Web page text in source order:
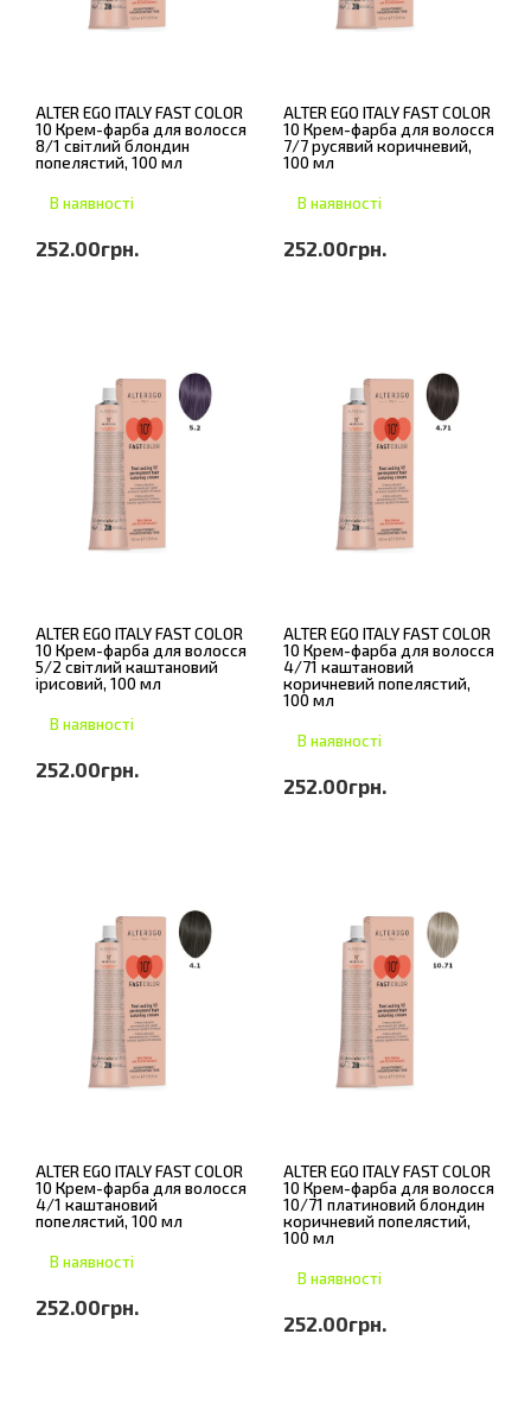
ALTER EGO ITALY FAST COLOR
10 Крем-фарба для волосся
8/1 світлий блондин
попелястий, 100 мл
В наявності
252.00грн.
ALTER EGO ITALY FAST COLOR
10 Крем-фарба для волосся
7/7 русявий коричневий,
100 мл
В наявності
252.00грн.
ALTER EGO ITALY FAST COLOR
10 Крем-фарба для волосся
5/2 світлий каштановий
ірисовий, 100 мл
В наявності
252.00грн.
ALTER EGO ITALY FAST COLOR
10 Крем-фарба для волосся
4/71 каштановий
коричневий попелястий,
100 мл
В наявності
252.00грн.
ALTER EGO ITALY FAST COLOR
10 Крем-фарба для волосся
4/1 каштановий
попелястий, 100 мл
В наявності
252.00грн.
ALTER EGO ITALY FAST COLOR
10 Крем-фарба для волосся
10/71 платиновий блондин
коричневий попелястий,
100 мл
В наявності
252.00грн.